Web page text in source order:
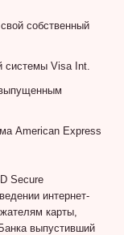
собственный
системы Visa Int.
American Express
Secure
интернет-
карты,
выпустивший